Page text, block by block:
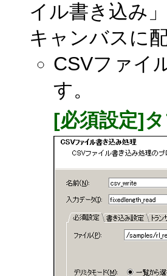
イル書き込み
キャンバスに
CSVファイ
す。
[必須設定]